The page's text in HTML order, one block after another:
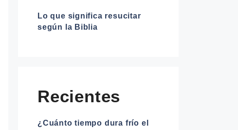
Lo que significa resucitar
según la Biblia
Recientes
¿Cuánto tiempo dura frío el